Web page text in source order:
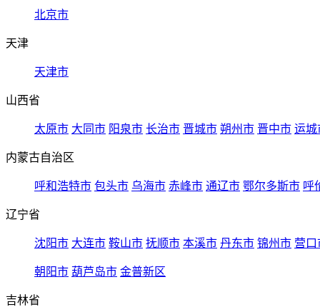
北京市
天津
天津市
山西省
太原市 大同市 阳泉市 长治市 晋城市 朔州市 晋中市 运城
内蒙古自治区
呼和浩特市 包头市 乌海市 赤峰市 通辽市 鄂尔多斯市 呼
辽宁省
沈阳市 大连市 鞍山市 抚顺市 本溪市 丹东市 锦州市 营口
朝阳市 葫芦岛市 金普新区
吉林省